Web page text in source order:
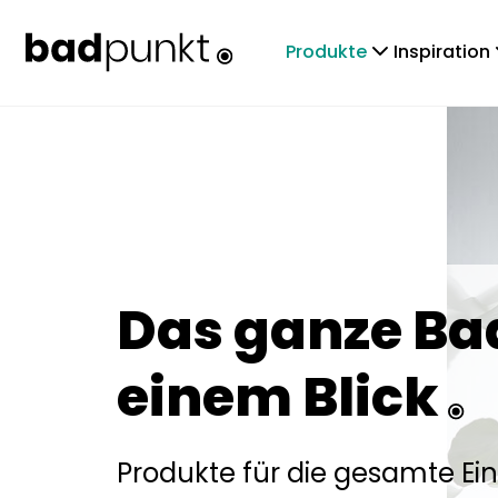
Produkte chevronDown Inspiration
Das ganze
einem Blick
Produkte für die gesamte